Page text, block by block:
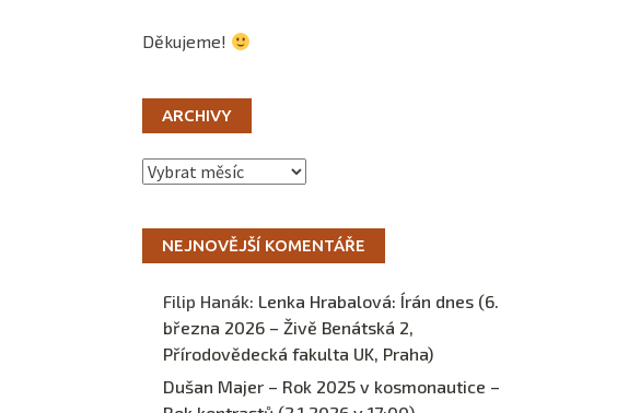
Děkujeme!
ARCHIVY
Archivy
NEJNOVĚJŠÍ KOMENTÁŘE
Filip Hanák: Lenka Hrabalová: Írán dnes (6.
března 2026 – Živě Benátská 2,
Přírodovědecká fakulta UK, Praha)
Dušan Majer – Rok 2025 v kosmonautice –